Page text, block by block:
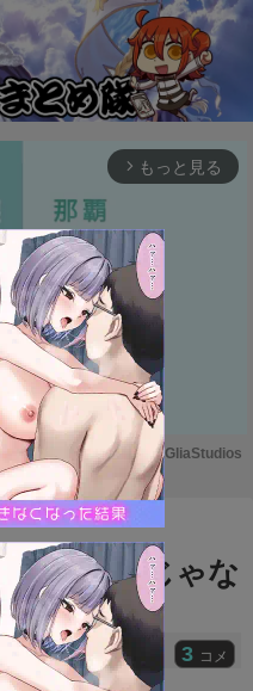
arrow_forward_ios もっと見る
M
u
t
e
Powered by GliaStudios
の周回楽じゃな
3 コメ